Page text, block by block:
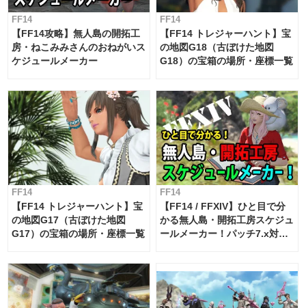
FF14
【FF14攻略】無人島の開拓工
房・ねこみみさんのおねがいス
ケジュールメーカー
FF14
【FF14 トレジャーハント】宝
の地図G18（古ぼけた地図
G18）の宝箱の場所・座標一覧
FF14
【FF14 トレジャーハント】宝
の地図G17（古ぼけた地図
G17）の宝箱の場所・座標一覧
FF14
【FF14 / FFXIV】ひと目で分
かる無人島・開拓工房スケジュ
ールメーカー！パッチ7.x対応